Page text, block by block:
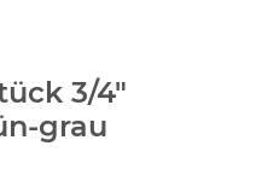
3/4"
grau